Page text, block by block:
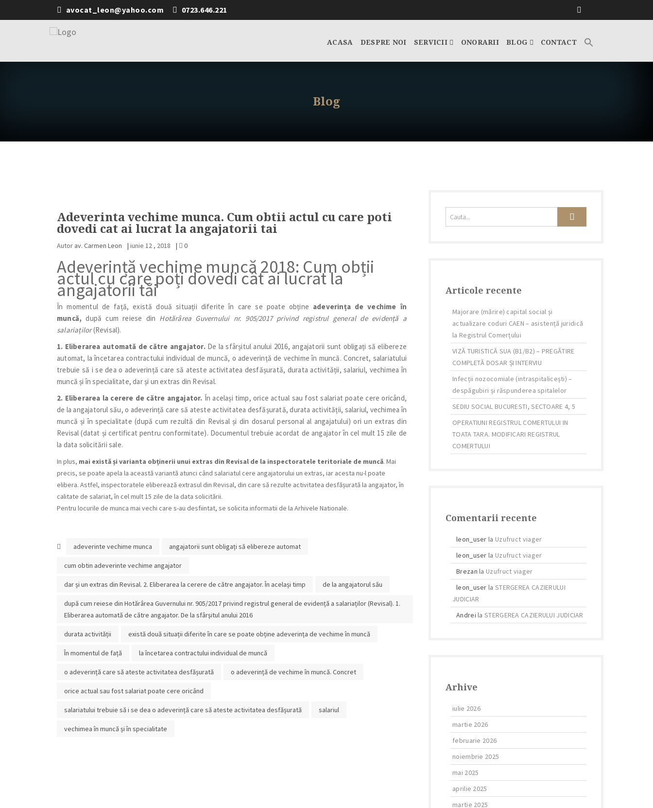
avocat_leon@yahoo.com 0723.646.221
ACASA DESPRE NOI SERVICII ONORARII BLOG CONTACT
Blog
Adeverinta vechime munca. Cum obtii actul cu care poti
dovedi cat ai lucrat la angajatorii tai
Autor av. Carmen Leon | iunie 12 , 2018 | 0
Adeverință vechime muncă 2018: Cum obții
actul cu care poți dovedi cât ai lucrat la
angajatorii tăi
În momentul de față, există două situații diferite în care se poate obține adeverința de vechime în
muncă, după cum reiese din Hotărârea Guvernului nr. 905/2017 privind registrul general de evidență a
salariaților(Revisal).
1. Eliberarea automată de către angajator.De la sfârșitul anului 2016, angajatorii sunt obligați să elibereze
automat, la încetarea contractului individual de muncă, o adeverință de vechime în muncă. Concret, salariatului
trebuie să i se dea o adeverință care să ateste activitatea desfășurată, durata activității, salariul, vechimea în
muncă și în specialitate, dar și un extras din Revisal.
2. Eliberarea la cerere de către angajator. În același timp, orice actual sau fost salariat poate cere oricând,
de la angajatorul său, o adeverință care să ateste activitatea desfășurată, durata activității, salariul, vechimea în
muncă și în specialitate (după cum rezultă din Revisal și din dosarul personal al angajatului) ori un extras din
Revisal (datat și certificat pentru conformitate). Documentul trebuie acordat de angajator în cel mult 15 zile de
la data solicitării sale.
In plus, mai există și varianta obținerii unui extras din Revisal de la inspectoratele teritoriale de muncă. Mai
precis, se poate apela la această variantă atunci când salariatul cere angajatorului un extras, iar acesta nu-l poate
elibera. Astfel, inspectoratele eliberează extrasul din Revisal, din care să rezulte activitatea desfășurată la angajator, în
calitate de salariat, în cel mult 15 zile de la data solicitării.
Pentru locurile de munca mai vechi care s-au desfiintat, se solicita informatii de la Arhivele Nationale.
adeverinte vechime munca angajatorii sunt obligați să elibereze automat
cum obtin adeverinte vechime angajator
dar și un extras din Revisal. 2. Eliberarea la cerere de către angajator. În același timp de la angajatorul său
după cum reiese din Hotărârea Guvernului nr. 905/2017 privind registrul general de evidență a salariaților (Revisal). 1.
Eliberarea automată de către angajator. De la sfârșitul anului 2016
durata activității există două situații diferite în care se poate obține adeverința de vechime în muncă
În momentul de față la încetarea contractului individual de muncă
o adeverință care să ateste activitatea desfășurată o adeverință de vechime în muncă. Concret
orice actual sau fost salariat poate cere oricând
salariatului trebuie să i se dea o adeverință care să ateste activitatea desfășurată salariul
vechimea în muncă și în specialitate
Articole recente
Majorare (mărire) capital social și
actualizare coduri CAEN – asistență juridică
la Registrul Comerțului
VIZĂ TURISTICĂ SUA (B1/B2) – PREGĂTIRE
COMPLETĂ DOSAR ȘI INTERVIU
Infecții nozocomiale (intraspitalicești) –
despăgubiri și răspunderea spitalelor
SEDIU SOCIAL BUCURESTI, SECTOARE 4, 5
OPERATIUNI REGISTRUL COMERTULUI IN
TOATA TARA. MODIFICARI REGISTRUL
COMERTULUI
Comentarii recente
leon_user la Uzufruct viager
leon_user la Uzufruct viager
Brezan la Uzufruct viager
leon_user la STERGEREA CAZIERULUI
JUDICIAR
Andrei laSTERGEREA CAZIERULUI JUDICIAR
Arhive
iulie 2026
martie 2026
februarie 2026
noiembrie 2025
mai 2025
aprilie 2025
martie 2025